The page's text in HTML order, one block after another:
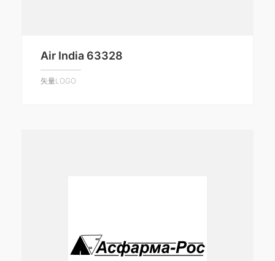
Air India 63328
矢量LOGO